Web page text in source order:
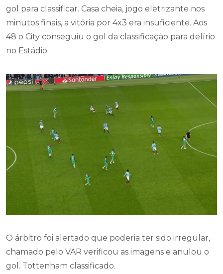
gol para classificar. Casa cheia, jogo eletrizante nos
minutos finais, a vitória por 4x3 era insuficiente. Aos
48 o City conseguiu o gol da classificação para delírio
no Estádio.
O árbitro foi alertado que poderia ter sido irregular,
chamado pelo VAR verificou as imagens e anulou o
gol. Tottenham classificado.